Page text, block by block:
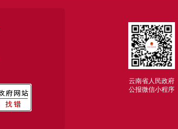
云南省人民政府
公报微信小程序